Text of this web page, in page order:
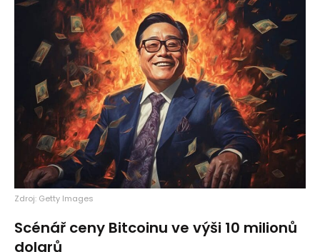
Zdroj: Getty Images
Scénář ceny Bitcoinu ve výši 10 milionů
dolarů